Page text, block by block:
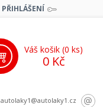
PŘIHLÁŠENÍ
autolaky1@autolaky1.cz
Váš košik (0 ks)
0 Kč